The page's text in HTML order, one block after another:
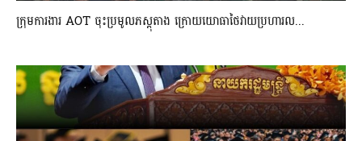
ក្រុមការងារ AOT ចុះប្រមូលភស្តុតាង ក្រោយយោធាថៃវាយប្រហារល...